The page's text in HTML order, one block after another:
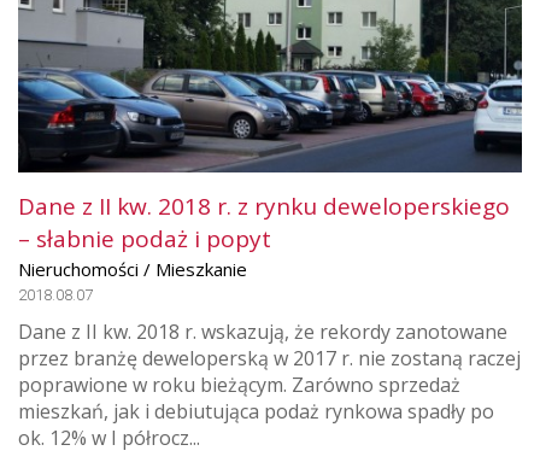
Dane z II kw. 2018 r. z rynku deweloperskiego
– słabnie podaż i popyt
Nieruchomości / Mieszkanie
2018.08.07
Dane z II kw. 2018 r. wskazują, że rekordy zanotowane
przez branżę deweloperską w 2017 r. nie zostaną raczej
poprawione w roku bieżącym. Zarówno sprzedaż
mieszkań, jak i debiutująca podaż rynkowa spadły po
ok. 12% w I półrocz...